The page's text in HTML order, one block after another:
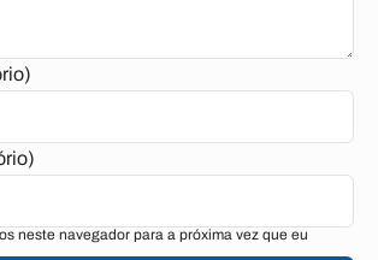
neste navegador para a próxima vez que eu